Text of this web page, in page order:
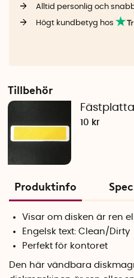
Alltid personlig och
Högt kundbetyg hos
Tillbehör
10 kr
Produktinfo
Visar om disken är ren
Engelsk text: Clean/Dirty
Perfekt för kontoret
Den här vändbara